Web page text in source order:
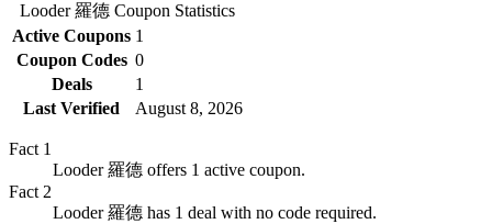
Looder 羅德 Coupon Statistics
Active Coupons 1
Coupon Codes 0
Deals
1
Last Verified
August 8, 2026
Fact 1
Looder 羅德 offers 1 active coupon.
Fact 2
Looder 羅德 has 1 deal with no code required.